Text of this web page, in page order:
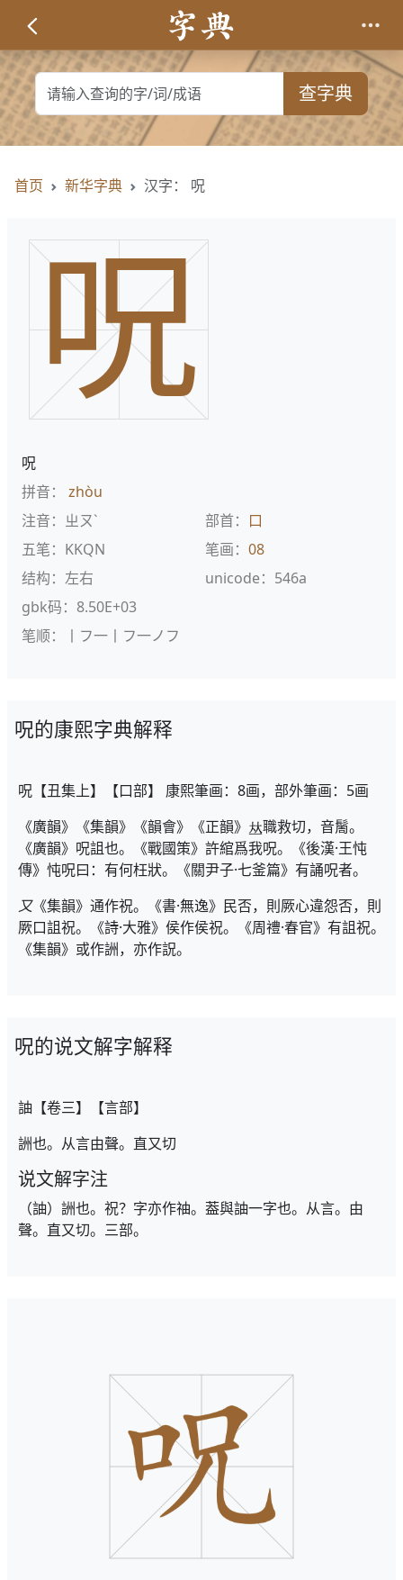
查字典
首页 新华字典 汉字： 呪
呪
呪
拼音： zhòu
注音：ㄓㄡˋ
部首： 口
五笔：KKQN
笔画： 08
结构：左右
unicode：546a
gbk码：8.50E+03
笔顺：丨フ一丨フ一ノフ
呪的康熙字典解释
呪【丑集上】【口部】 康熙筆画：8画，部外筆画：5画
《廣韻》《集韻》《韻會》《正韻》
職救切，音䯾。
《廣韻》呪詛也。《戰國策》許綰爲我呪。《後漢·王忳
傳》忳呪曰：有何枉狀。《關尹子·七釜篇》有誦呪者。
又《集韻》通作祝。《書·無逸》民否，則厥心違怨否，則
厥口詛祝。《詩·大雅》侯作侯祝。《周禮·春官》有詛祝。
《集韻》或作詶，亦作詋。
呪的说文解字解释
䛆【卷三】【言部】
詶也。从言由聲。直又切
说文解字注
（䛆）詶也。祝？字亦作䄂。葢與䛆一字也。从言。由
聲。直又切。三部。